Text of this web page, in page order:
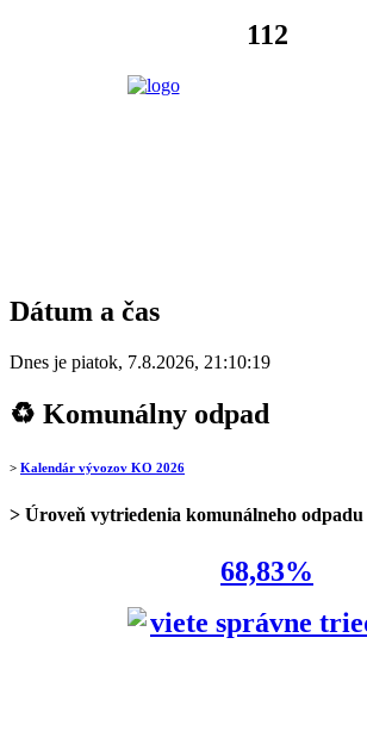
112
Dátum a čas
Dnes je piatok, 7.8.2026, 21:10:19
♻ Komunálny odpad
> Kalendár vývozov KO 2026
> Úroveň vytriedenia komunálneho odpadu
68,83%